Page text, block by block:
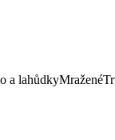
a lahůdkyMražené